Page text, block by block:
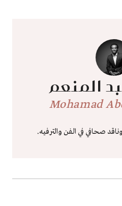
المنعم
Mohamad
صحافي في الفن والترفيه.